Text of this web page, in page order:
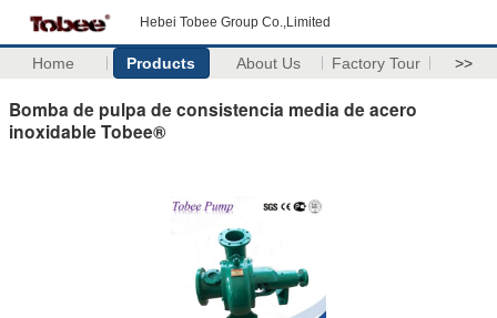
Hebei Tobee Group Co.,Limited
Home Products About Us Factory Tour >>
Bomba de pulpa de consistencia media de acero
inoxidable Tobee®